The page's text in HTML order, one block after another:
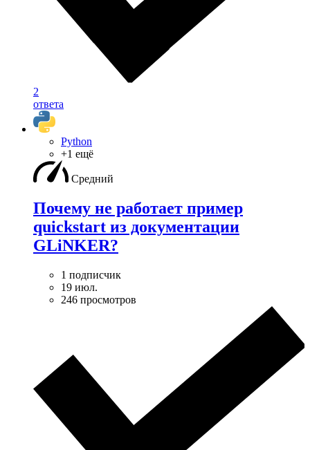
2
ответа
Python
+1 ещё
Средний
Почему не работает пример
quickstart из документации
GLiNKER?
1 подписчик
19 июл.
246 просмотров